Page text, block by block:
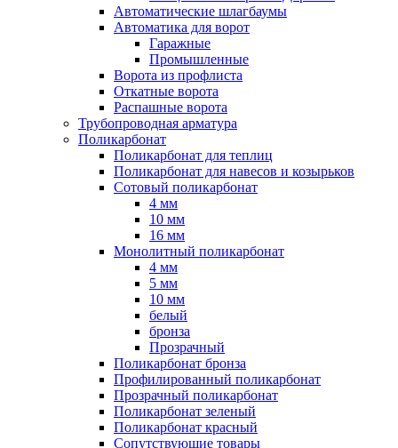
Автоматические шлагбаумы
Автоматика для ворот
Гаражные
Промышленные
Ворота из профлиста
Откатные ворота
Распашные ворота
Трубопроводная арматура
Поликарбонат
Поликарбонат для теплиц
Поликарбонат для навесов и козырьков
Сотовый поликарбонат
4 мм
10 мм
16 мм
Монолитный поликарбонат
4 мм
5 мм
10 мм
белый
бронза
Прозрачный
Поликарбонат бронза
Профилированный поликарбонат
Прозрачный поликарбонат
Поликарбонат зеленый
Поликарбонат красный
Сопутствующие товары